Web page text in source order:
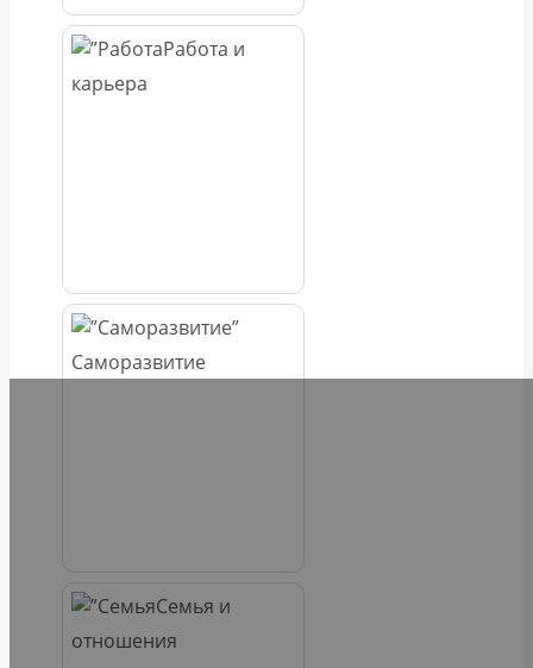
Работа и
карьера
Саморазвитие
Семья и
отношения